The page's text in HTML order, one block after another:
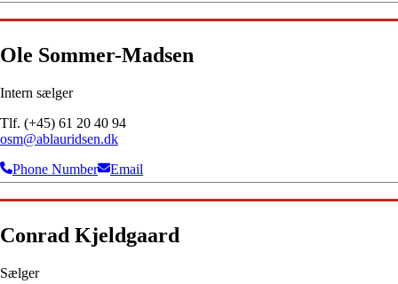
Ole Sommer-Madsen
Intern sælger
Tlf. (+45) 61 20 40 94
osm@ablauridsen.dk
Phone Number
Email
Conrad Kjeldgaard
Sælger